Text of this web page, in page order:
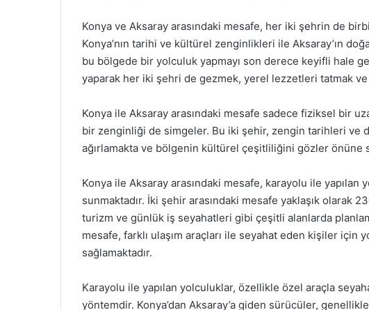
Konya ve Aksaray arasındaki mesafe, her iki şehrin de
Konya’nın tarihi ve kültürel zenginlikleri ile Aksaray’ın
bu bölgede bir yolculuk yapmayı son derece keyifli hale
yaparak her iki şehri de gezmek, yerel lezzetleri tatmak
Konya ile Aksaray arasındaki mesafe sadece fiziksel bir
bir zenginliği de simgeler. Bu iki şehir, zengin tarihleri ve
ağırlamakta ve bölgenin kültürel çeşitliliğini gözler önüne
Konya ile Aksaray arasındaki mesafe, karayolu ile yapılan
sunmaktadır. İki şehir arasındaki mesafe yaklaşık olarak
turizm ve günlük iş seyahatleri gibi çeşitli alanlarda
mesafe, farklı ulaşım araçları ile seyahat eden kişiler
sağlamaktadır.
Karayolu ile yapılan yolculuklar, özellikle özel araçla
yöntemdir. Konya’dan Aksaray’a giden sürücüler,